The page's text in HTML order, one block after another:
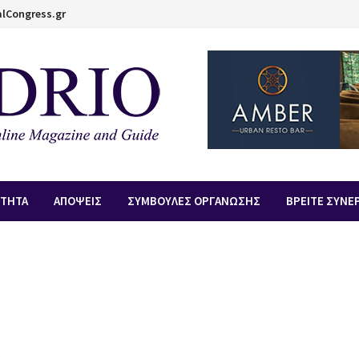
ΑΠOΨΕΙΣ ΣΥΜΒΟΥΛΕΣ ΟΡΓΑΝΩΣΗΣ ΒΡΕΙΤΕ